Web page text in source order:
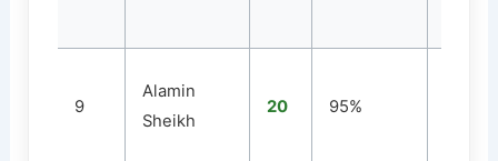
9
Alamin
Sheikh
20 95%